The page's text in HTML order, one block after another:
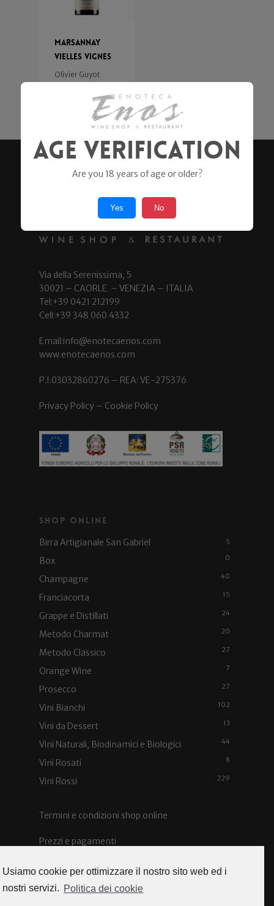
Marsannay
Vielles Vignes
Olivier Guyot
Via della Serenissima, 5
30021 – CAORLE – VENEZIA – ITALIA
Tel:+39 0421 212199
Cell:+39 348 060 4332
Email:info@enotecaenos.com
www.enotecaenos.com
P.I.03032860276 – REA: VE-275376
Privacy Policy – Cookie Policy
Shop Online
Birra Artigianale San Gabriel
5
Box 0
Champagne 40
Franciacorta 15
Grappe e Distillati 24
Metodo Charmat 20
Metodo Classico 27
Orange Wine 7
Prosecco 27
Vini Bianchi 102
Vini da Dessert 13
Vini Naturali, Biodinamici e Biologici 44
Vini Rosati 8
Vini Rossi 229
Termini e condizioni shop online
Prezzi e pagamenti
Spedizioni e costi
Age Verification
Are you 18 years of age or older?
Yes No
Usiamo cookie per ottimizzare il nostro sito web ed i
nostri servizi. Politica dei cookie